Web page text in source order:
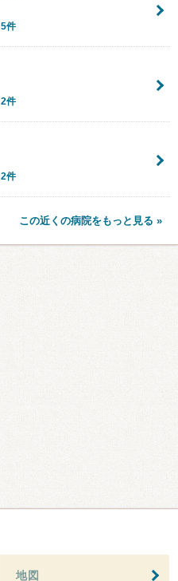
5件
2件
2件
この近くの病院をもっと見る »
地図